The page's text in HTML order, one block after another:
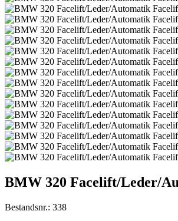
BMW 320 Facelift/Leder/
Bestandsnr.: 338